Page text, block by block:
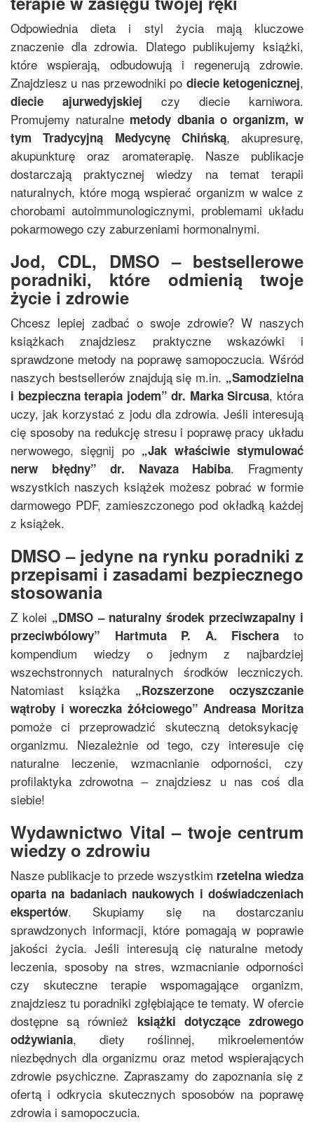
Odpowiednia dieta i styl życia mają kluczowe
znaczenie dla zdrowia. Dlatego publikujemy książki,
które wspierają, odbudowują i regenerują zdrowie.
Znajdziesz u nas przewodniki po diecie ketogenicznej,
diecie ajurwedyjskiej czy diecie karniwora.
Promujemy naturalne metody dbania o organizm, w
tymTradycyjną Medycynę Chińską, akupresurę,
akupunkturę oraz aromaterapię. Nasze publikacje
dostarczają praktycznej wiedzy na temat terapii
naturalnych, które mogą wspierać organizm w walce z
chorobami autoimmunologicznymi, problemami układu
pokarmowego czy zaburzeniami hormonalnymi.
Jod, CDL, DMSO – bestsellerowe
poradniki, które odmienią twoje
życie i zdrowie
Chcesz lepiej zadbać o swoje zdrowie? W naszych
książkach znajdziesz praktyczne wskazówki i
sprawdzone metody na poprawę samopoczucia. Wśród
naszych bestsellerów znajdują się m.in. „Samodzielna
i bezpieczna terapia jodem”dr. Marka Sircusa, która
uczy, jak korzystać z jodu dla zdrowia. Jeśli interesują
cię sposoby na redukcję stresu i poprawę pracy układu
nerwowego, sięgnij po „Jak właściwie stymulować
nerw błędny”dr. Navaza Habiba. Fragmenty
wszystkich naszych książek możesz pobrać w formie
darmowego PDF, zamieszczonego pod okładką każdej
z książek.
DMSO – jedyne na rynku poradniki z
przepisami i zasadami bezpiecznego
stosowania
Z kolei „DMSO – naturalny środek przeciwzapalny i
przeciwbólowy” Hartmuta P. A. Fischera to
kompendium wiedzy o jednym z najbardziej
wszechstronnych naturalnych środków leczniczych.
Natomiast książka „Rozszerzone oczyszczanie
wątroby i woreczka żółciowego”Andreasa Moritza
pomoże ci przeprowadzić skuteczną detoksykację
organizmu. Niezależnie od tego, czy interesuje cię
naturalne leczenie, wzmacnianie odporności, czy
profilaktyka zdrowotna – znajdziesz u nas coś dla
siebie!
Wydawnictwo Vital – twoje centrum
wiedzy o zdrowiu
Nasze publikacje to przede wszystkim rzetelna wiedza
oparta na badaniach naukowych i doświadczeniach
ekspertów. Skupiamy się na dostarczaniu
sprawdzonych informacji, które pomagają w poprawie
jakości życia. Jeśli interesują cię naturalne metody
leczenia, sposoby na stres, wzmacnianie odporności
czy skuteczne terapie wspomagające organizm,
znajdziesz tu poradniki zgłębiające te tematy. W ofercie
dostępne są również książki dotyczące zdrowego
odżywiania, diety roślinnej, mikroelementów
niezbędnych dla organizmu oraz metod wspierających
zdrowie psychiczne. Zapraszamy do zapoznania się z
ofertą i odkrycia skutecznych sposobów na poprawę
zdrowia i samopoczucia.